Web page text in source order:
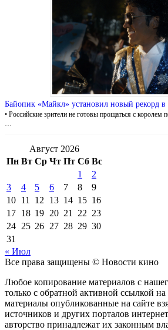
Байопик «Майкл» установил новый рекорд в
• Российские зрители не готовы прощаться с
…
Август 2026
Пн Вт Ср Чт Пт Сб Вс
1
2
3
4 5 6 7 8
9
10 11 12 13 14 15 16
17 18 19 20 21 22 23
24 25 26 27 28 29 30
31
« Июл
Все права защищены © Новости кино
Любое копирование материалов с
только с обратной активной ссылкой
материалы опубликованные на сайте
источников и других порталов
авторство принадлежат их законным